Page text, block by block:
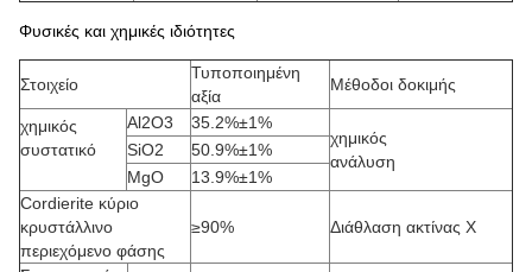
Φυσικές και χημικές ιδιότητες
Στοιχείο
Τυποποιημένη
αξία
Μέθοδοι δοκιμής
χημικός
συστατικό
Al2O3
35.2%±1%
χημικός
ανάλυση
SiO2
50.9%±1%
MgO
13.9%±1%
Cordierite κύριο
κρυστάλλινο
περιεχόμενο φάσης
≥90% Διάθλαση ακτίνας X